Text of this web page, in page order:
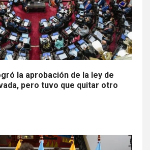
la aprobación de la ley de
pero tuvo que quitar otro